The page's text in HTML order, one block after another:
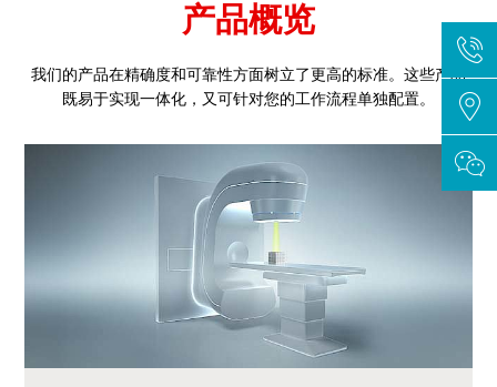
产品概览
我们的产品在精确度和可靠性方面树立了更高的标准。这些产品
既易于实现一体化，又可针对您的工作流程单独配置。